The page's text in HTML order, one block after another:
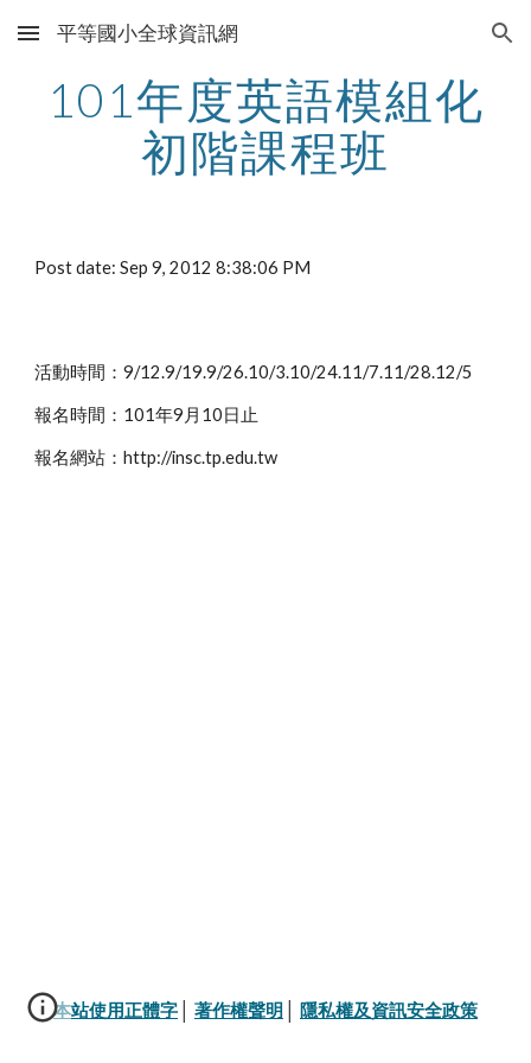
Skip to main content Skip to navigation
平等國小全球資訊網
101年度英語模組化
初階課程班
Post date: Sep 9, 2012 8:38:06 PM
活動時間：9/12.9/19.9/26.10/3.10/24.11/7.11/28.12/5
報名時間：101年9月10日止
報名網站：http://insc.tp.edu.tw
本站使用正體字 著作權聲明 隱私權及資訊安全政策